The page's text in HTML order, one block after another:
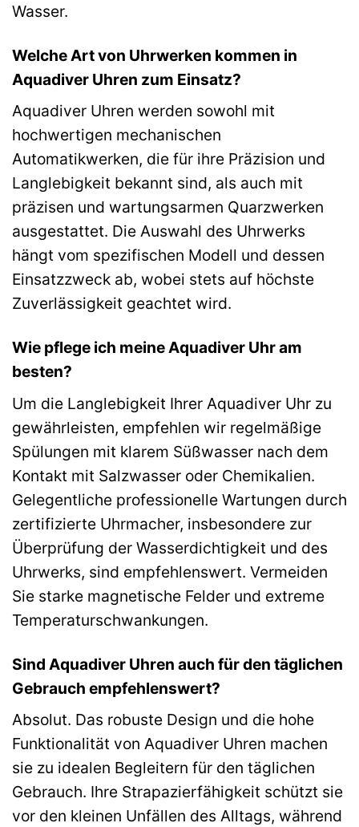
Wasser.
Welche Art von Uhrwerken kommen in
Aquadiver Uhren zum Einsatz?
Aquadiver Uhren werden sowohl mit
hochwertigen mechanischen
Automatikwerken, die für ihre Präzision und
Langlebigkeit bekannt sind, als auch mit
präzisen und wartungsarmen Quarzwerken
ausgestattet. Die Auswahl des Uhrwerks
hängt vom spezifischen Modell und dessen
Einsatzzweck ab, wobei stets auf höchste
Zuverlässigkeit geachtet wird.
Wie pflege ich meine Aquadiver Uhr am
besten?
Um die Langlebigkeit Ihrer Aquadiver Uhr zu
gewährleisten, empfehlen wir regelmäßige
Spülungen mit klarem Süßwasser nach dem
Kontakt mit Salzwasser oder Chemikalien.
Gelegentliche professionelle Wartungen durch
zertifizierte Uhrmacher, insbesondere zur
Überprüfung der Wasserdichtigkeit und des
Uhrwerks, sind empfehlenswert. Vermeiden
Sie starke magnetische Felder und extreme
Temperaturschwankungen.
Sind Aquadiver Uhren auch für den täglichen
Gebrauch empfehlenswert?
Absolut. Das robuste Design und die hohe
Funktionalität von Aquadiver Uhren machen
sie zu idealen Begleitern für den täglichen
Gebrauch. Ihre Strapazierfähigkeit schützt sie
vor den kleinen Unfällen des Alltags, während